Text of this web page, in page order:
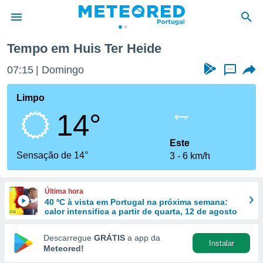
da
foi
fornecidas
a este
das
e
forma
digital
Tempo em Huis Ter Heide
07:15 Domingo ...
Limpo
14°
Sensação de 14°
Este
3
6 km/h
Última hora
40 ºC à vista em Portugal na próxima semana:
calor intensifica a partir de quarta, 12 de agosto
Descarregue GRÁTIS a app da
Meteored!
Instalar